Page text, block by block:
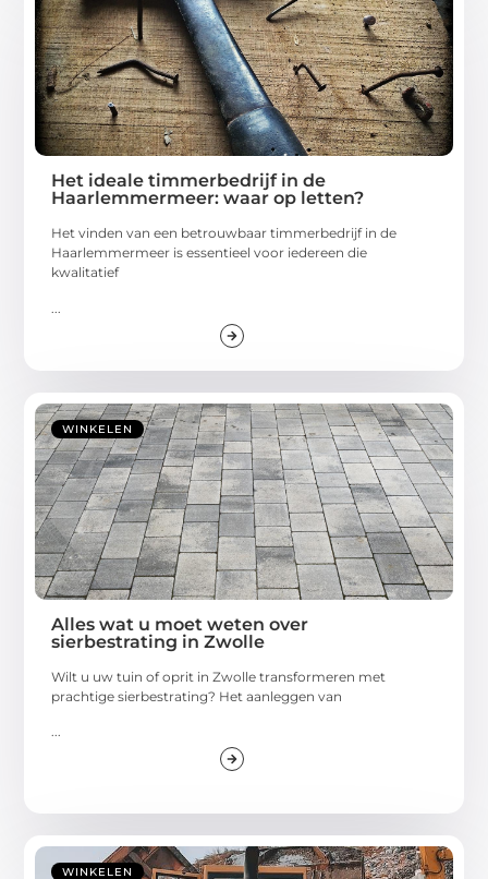
Het ideale timmerbedrijf in de
Haarlemmermeer: waar op letten?
Het vinden van een betrouwbaar timmerbedrijf in de
Haarlemmermeer is essentieel voor iedereen die
kwalitatief
WINKELEN
Alles wat u moet weten over
sierbestrating in Zwolle
Wilt u uw tuin of oprit in Zwolle transformeren met
prachtige sierbestrating? Het aanleggen van
...
WINKELEN